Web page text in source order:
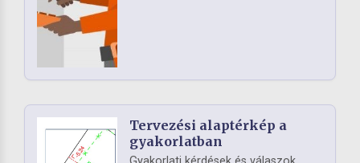
Tervezési alaptérkép a
gyakorlatban